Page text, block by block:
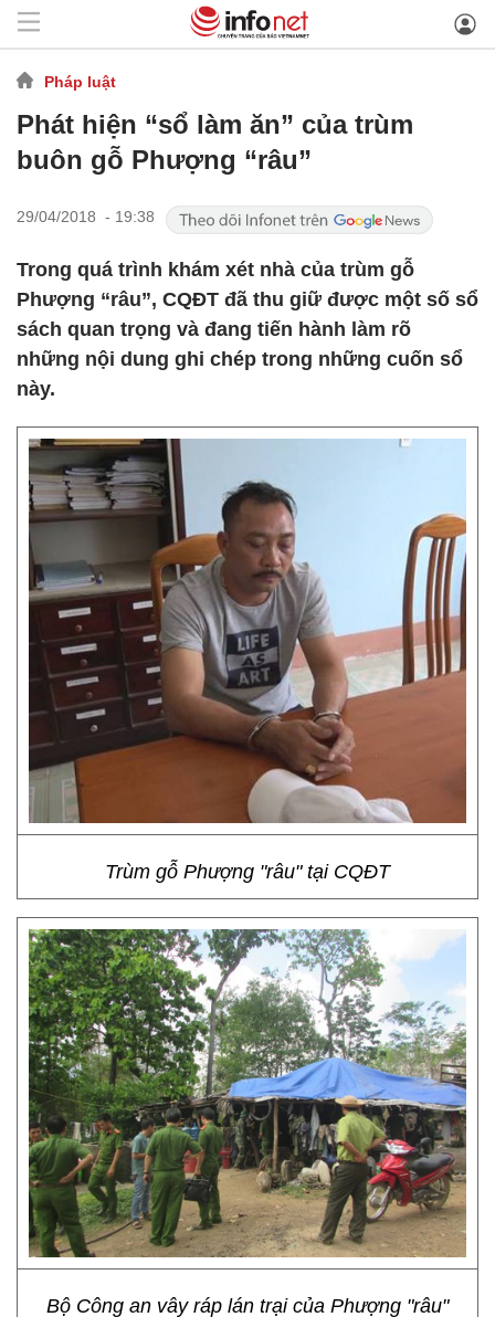
Pháp luật
Phát hiện “sổ làm ăn” của trùm
buôn gỗ Phượng “râu”
29/04/2018 - 19:38
Trong quá trình khám xét nhà của trùm gỗ
Phượng “râu”, CQĐT đã thu giữ được một số sổ
sách quan trọng và đang tiến hành làm rõ
những nội dung ghi chép trong những cuốn sổ
này.
Trùm gỗ Phượng "râu" tại CQĐT
Bộ Công an vây ráp lán trại của Phượng "râu"